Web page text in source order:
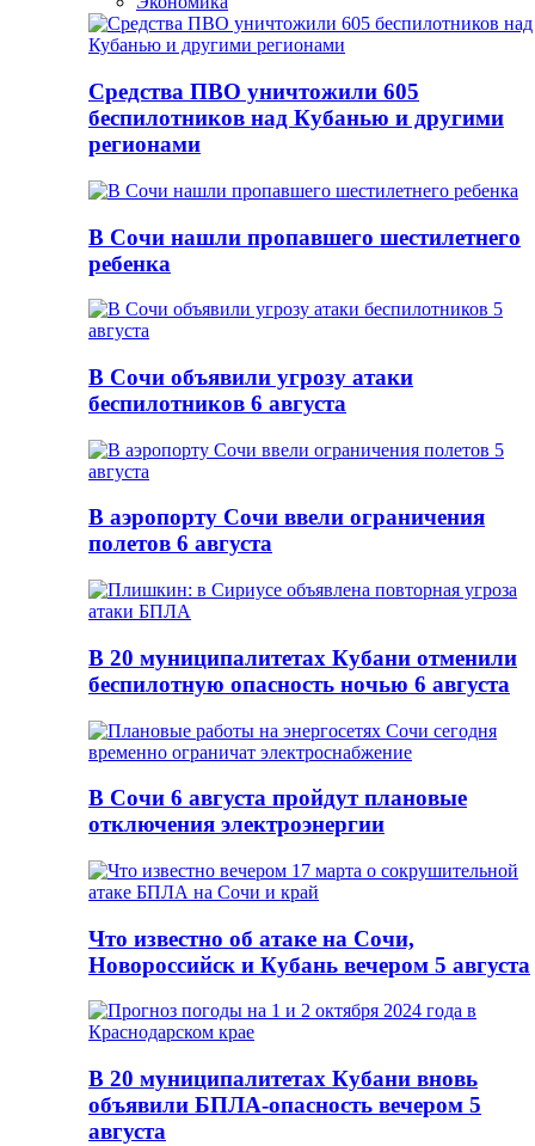
Средства ПВО уничтожили 605
беспилотников над Кубанью и другими
регионами
В Сочи нашли пропавшего шестилетнего
ребенка
В Сочи объявили угрозу атаки
беспилотников 6 августа
В аэропорту Сочи ввели ограничения
полетов 6 августа
В 20 муниципалитетах Кубани отменили
беспилотную опасность ночью 6 августа
В Сочи 6 августа пройдут плановые
отключения электроэнергии
Что известно об атаке на Сочи,
Новороссийск и Кубань вечером 5 августа
В 20 муниципалитетах Кубани вновь
объявили БПЛА-опасность вечером 5
августа